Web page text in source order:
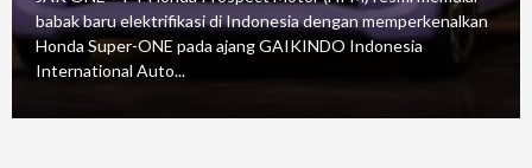
babak baru elektrifikasi di Indonesia dengan memperkenalkan
Honda Super-ONE pada ajang GAIKINDO Indonesia
International Auto...